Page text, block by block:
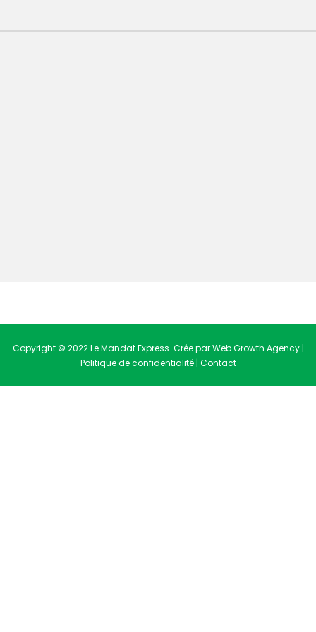
Copyright © 2022 Le Mandat Express. Crée par Web Growth Agency |
Politique de confidentialité| Contact